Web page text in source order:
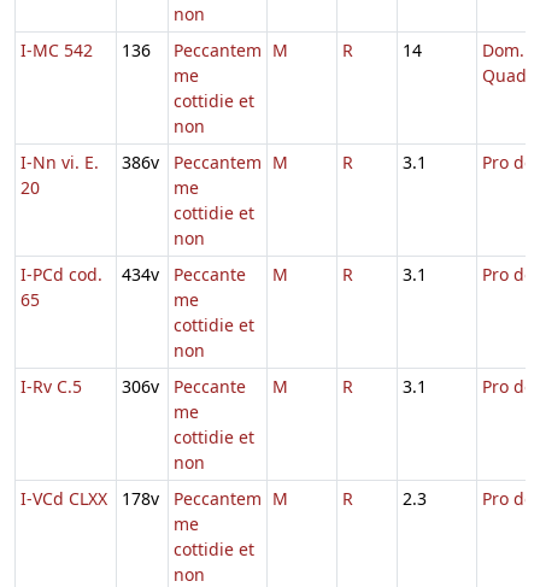
non
I-MC 542 136
Peccantem
me
cottidie et
non
M R 14
Dom. 1
I-Nn vi. E.
20
386v
Peccantem
me
cottidie et
non
M R 3.1 Pro
I-PCd cod.
65
434v
Peccante
me
cottidie et
non
M R 3.1 Pro
I-Rv C.5 306v
Peccante
me
cottidie et
non
M R 3.1 Pro
I-VCd CLXX 178v
Peccantem
me
cottidie et
non
M R 2.3 Pro